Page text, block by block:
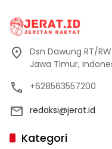
Dsn Dawung RT/
Jawa Timur,
+628563557200
redaksi@jerat.id
Kategori